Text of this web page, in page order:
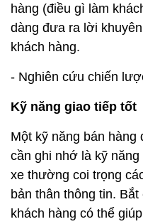
hàng (điều gì làm
dàng đưa ra lời
khách hàng.
- Nghiên cứu chiến
Kỹ năng giao tiếp tốt
Một kỹ năng bán
cần ghi nhớ là kỹ
xe thường coi trọng
bản thân thông tin.
khách hàng có thể